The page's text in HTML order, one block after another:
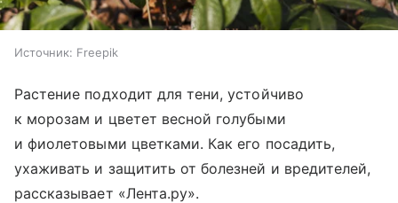
Источник: Freepik
Растение подходит для тени, устойчиво
к морозам и цветет весной голубыми
и фиолетовыми цветками. Как его посадить,
ухаживать и защитить от болезней и вредителей,
рассказывает «Лента.ру».